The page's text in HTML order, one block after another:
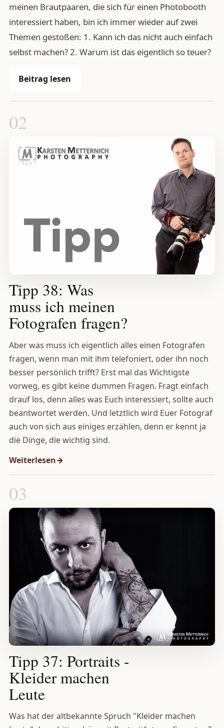
meinen Brautpaaren, die sich für einen Photobooth
interessiert haben, bin ich immer wieder auf zwei
Themen gestoßen: 1. Kann ich das nicht auch einfach
selbst machen? 2. Warum ist das eigentlich so teuer?
Beitrag lesen
02
Tipp 38: Was
muss ich meinen
Fotografen fragen?
Aber was muss ich eigentlich alles einen Fotografen
fragen, wenn man mit ihm telefoniert, oder ihn noch
besser persönlich trifft? Erst mal das Wichtigste
vorweg, es gibt keine dummen Fragen. Fragt einfach
drauf los, denn alles was Euch interessiert, sollte auch
beantwortet werden. Und letztlich wird Euer Fotograf
auch von sich aus einiges erzählen, denn er kennt ja
die Dinge, die wichtig sind.
Weiterlesen
03
Tipp 37: Portraits -
Kleider machen
Leute
Was hat der altbekannte Spruch "Kleider machen